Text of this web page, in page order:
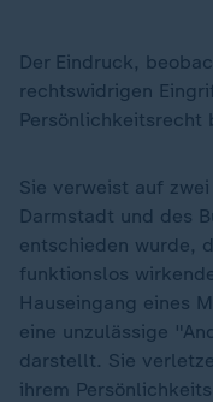
Der Eindruck,
rechtswidrigen
Persönlichkeitsrecht
Sie verweist auf
Darmstadt und des
entschieden wurde,
funktionslos
Hauseingang eines
eine unzulässige
darstellt. Sie
ihrem